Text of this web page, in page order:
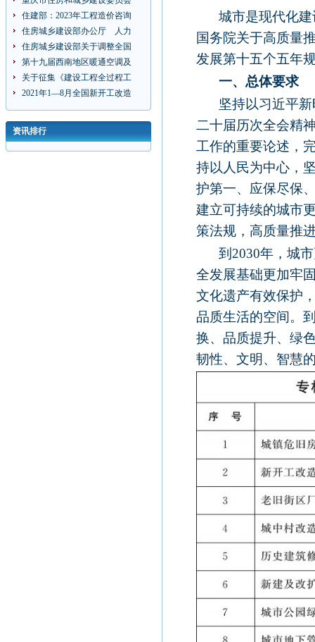
住建部：2023年工程造价咨询
住房城乡建设部办公厅 人力
住房城乡建设部关于调整全国
第十九届西南地区暖通空调及
关于征集《建设工程全过程工
2021年1—8月全国新开工改造
资讯排行
城市是现代化
国务院关于高质量
发展第十五个五年
一、总体要求
坚持以习近平
二十届历次全会精
工作的重要论述，
持以人民为中心，
护第一、应保尽保
建立可持续的城市
策法规，高质量推
到 2030年，城
全发展基础更加牢
文化遗产有效保护
品质生活的空间。
换、品质提升、绿
韧性、文明、智慧